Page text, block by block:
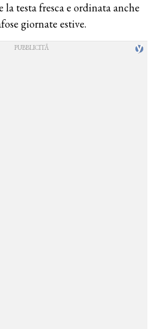
la testa fresca e ordinata anche
giornate estive.